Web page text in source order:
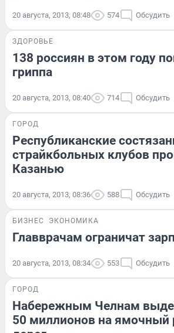
20 августа, 2013, 08:48 574 Обсудить
ЗДОРОВЬЕ
138 россиян в этом году
гриппа
20 августа, 2013, 08:40 714 Обсудить
ГОРОД
Республиканские
страйкбольных клубов
Казанью
20 августа, 2013, 08:36 588 Обсудить
БИЗНЕС ЭКОНОМИКА
Главврачам ограничат
20 августа, 2013, 08:34 553 Обсудить
ГОРОД
Набережным Челнам
50 миллионов на ямочный